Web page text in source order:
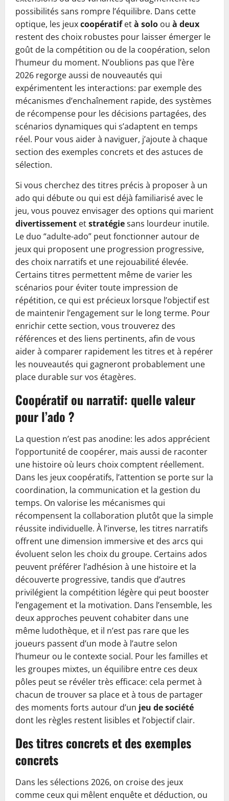
possibilités sans rompre l’équilibre. Dans cette
optique, les jeuxcoopératifetà solo ou à deux
restent des choix robustes pour laisser émerger le
goût de la compétition ou de la coopération, selon
l’humeur du moment. N’oublions pas que l’ère
2026 regorge aussi de nouveautés qui
expérimentent les interactions: par exemple des
mécanismes d’enchaînement rapide, des systèmes
de récompense pour les décisions partagées, des
scénarios dynamiques qui s’adaptent en temps
réel. Pour vous aider à naviguer, j’ajoute à chaque
section des exemples concrets et des astuces de
sélection.
Si vous cherchez des titres précis à proposer à un
ado qui débute ou qui est déjà familiarisé avec le
jeu, vous pouvez envisager des options qui marient
divertissement etstratégiesans lourdeur inutile.
Le duo “adulte-ado” peut fonctionner autour de
jeux qui proposent une progression progressive,
des choix narratifs et une rejouabilité élevée.
Certains titres permettent même de varier les
scénarios pour éviter toute impression de
répétition, ce qui est précieux lorsque l’objectif est
de maintenir l’engagement sur le long terme. Pour
enrichir cette section, vous trouverez des
références et des liens pertinents, afin de vous
aider à comparer rapidement les titres et à repérer
les nouveautés qui gagneront probablement une
place durable sur vos étagères.
Coopératif ou narratif: quelle valeur
pour l’ado ?
La question n’est pas anodine: les ados apprécient
l’opportunité de coopérer, mais aussi de raconter
une histoire où leurs choix comptent réellement.
Dans les jeux coopératifs, l’attention se porte sur la
coordination, la communication et la gestion du
temps. On valorise les mécanismes qui
récompensent la collaboration plutôt que la simple
réussite individuelle. À l’inverse, les titres narratifs
offrent une dimension immersive et des arcs qui
évoluent selon les choix du groupe. Certains ados
peuvent préférer l’adhésion à une histoire et la
découverte progressive, tandis que d’autres
privilégient la compétition légère qui peut booster
l’engagement et la motivation. Dans l’ensemble, les
deux approches peuvent cohabiter dans une
même ludothèque, et il n’est pas rare que les
joueurs passent d’un mode à l’autre selon
l’humeur ou le contexte social. Pour les familles et
les groupes mixtes, un équilibre entre ces deux
pôles peut se révéler très efficace: cela permet à
chacun de trouver sa place et à tous de partager
des moments forts autour d’un jeu de société
dont les règles restent lisibles et l’objectif clair.
Des titres concrets et des exemples
concrets
Dans les sélections 2026, on croise des jeux
comme ceux qui mêlent enquête et déduction, ou